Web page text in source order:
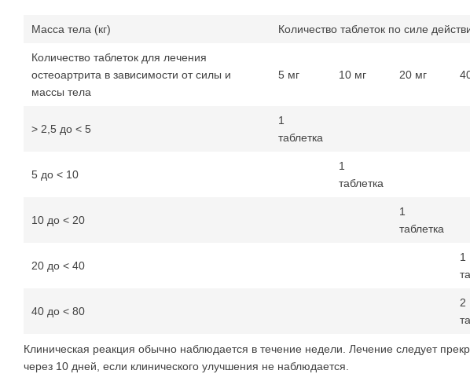
Масса тела (кг) Количество таблеток по силе
Количество таблеток для лечения
остеоартрита в зависимости от силы и
массы тела
5 мг 10 мг 20 мг
> 2,5 до < 5
1
таблетка
5 до < 10
1
таблетка
10 до < 20
1
таблетка
20 до < 40
1
40 до < 80
2
Клиническая реакция обычно наблюдается в течение недели. Лечение следует
через 10 дней, если клинического улучшения не наблюдается.